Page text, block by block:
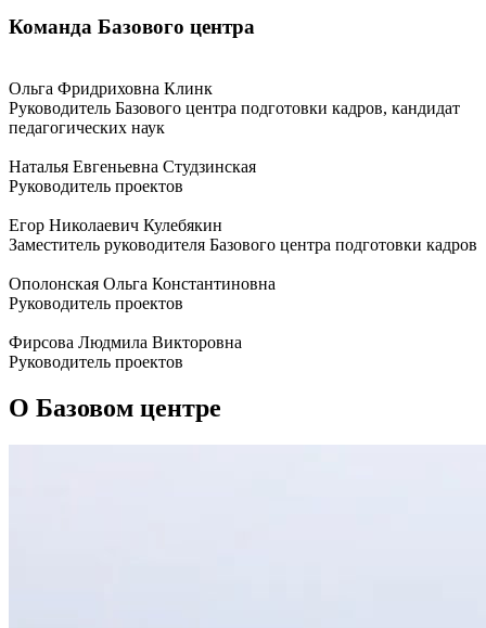
Команда Базового центра
Ольга Фридриховна Клинк
Руководитель Базового центра подготовки кадров, кандидат
педагогических наук
Наталья Евгеньевна Студзинская
Руководитель проектов
Егор Николаевич Кулебякин
Заместитель руководителя Базового центра подготовки кадров
Ополонская Ольга Константиновна
Руководитель проектов
Фирсова Людмила Викторовна
Руководитель проектов
О Базовом центре